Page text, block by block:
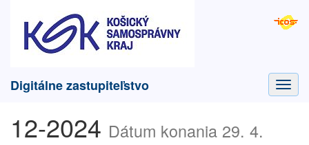
Digitálne zastupiteľstvo
12-2024 Dátum konania 29. 4.